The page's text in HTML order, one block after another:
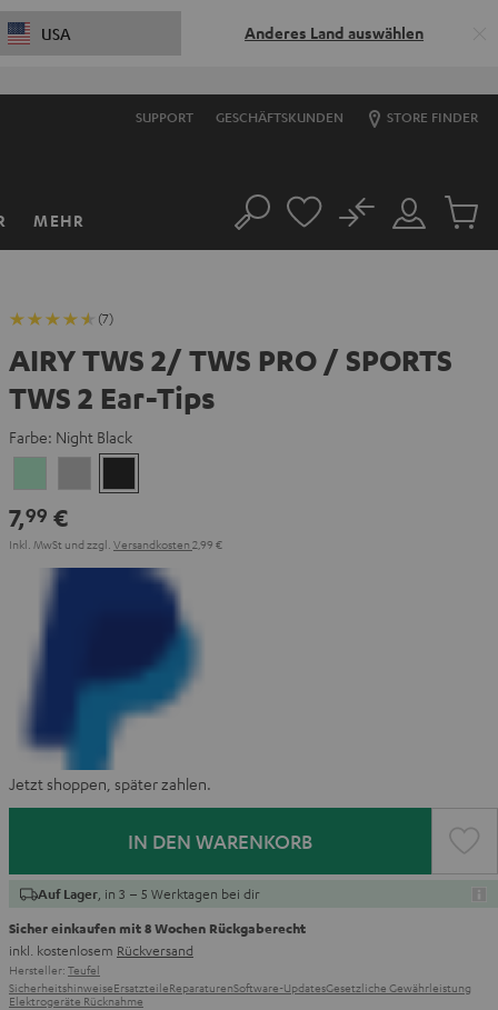
USA Anderes Land auswählen
SUPPORT GESCHÄFTSKUNDEN STORE FINDER
MEHR Suche
Mein
Konto
No
Artikel
(7)
AIRY TWS 2/ TWS PRO / SPORTS
TWS 2 Ear-Tips
Farbe: Night Black
Green Gray
Black
7,99 €
Inkl. MwSt und zzgl. Versandkosten 2,99 €
Jetzt shoppen, später zahlen.
IN DEN WARENKORB
Auf Lager , in 3 – 5 Werktagen bei dir
Sicher einkaufen mit 8 Wochen Rückgaberecht
inkl. kostenlosem Rückversand
Hersteller: Teufel
SicherheitshinweiseErsatzteileReparaturenSoftware-UpdatesGesetzliche Gewährleistung
Elektrogeräte Rücknahme